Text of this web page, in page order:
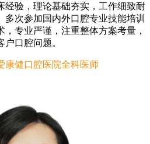
经验，理论基础夯实，工作细致耐
次参加国内外口腔专业技能培训
专业严谨，注重整体方案考量，
口腔问题。
健口腔医院全科医师